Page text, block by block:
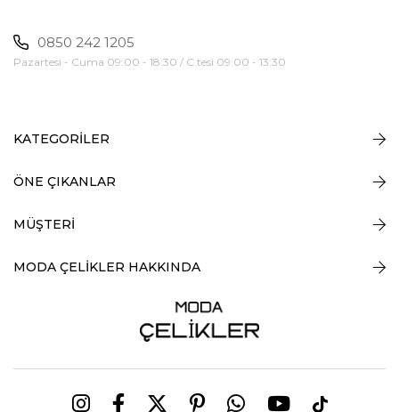
0850 242 1205
Pazartesi - Cuma 09:00 - 18:30 / C.tesi 09:00 - 13:30
KATEGORİLER
ÖNE ÇIKANLAR
MÜŞTERİ
MODA ÇELİKLER HAKKINDA